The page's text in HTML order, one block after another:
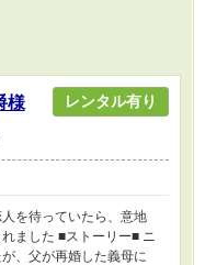
様
レンタル有り
を待っていたら、意地
ました ■ストーリー■ ニ
、父が再婚した義母に